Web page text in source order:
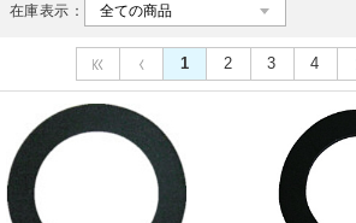
在庫表示：
1 2 3 4